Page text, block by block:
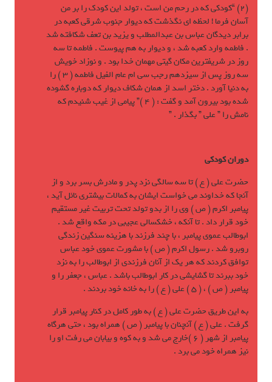
(2) “کودکی که در رحم من است ، تولد اين کودک را بر من
آسان فرما ! لحظه ای نگذشت که ديوار جنوب شرقی کعبه در
برابر ديدگان عباس بن عبدالمطلب و يزيد بن تعف شکافته شد
. فاطمه وارد کعبه شد ، و ديوار به هم پيوست . فاطمه تا سه
روز در شريفترين مکان گيتی مهمان خدا بود . و نوزاد خويش
سه روز پس از سيزدهم رجب سي ام عام الفيل فاطمه ( 3 ) را
به دنيا آورد . دختر اسد از همان شکاف ديوار که دوباره گشوده
شده بود بيرون آمد و گفت : ( 4 )” پيامی از غيب شنيدم که
نامش را ” علی ” بگذار . ”
دوران کودکي
حضرت علی ( ع ) تا سه سالگی نزد پدر و مادرش بسر برد و از
آنجا که خداوند مي خواست ايشان به کمالات بيشتری نائل آيد ،
پيامبر اکرم ( ص ) وی را از بدو تولد تحت تربيت غير مستقيم
خود قرار داد . تا آنکه ، خشکسالی عجيبی در مکه واقع شد .
ابوطالب عموی پيامبر ، با چند فرزند با هزينه سنگين زندگی
روبرو شد . رسول اکرم ( ص ) با مشورت عموی خود عباس
توافق کردند که هر يک از آنان فرزندی از ابوطالب را به نزد
خود ببرند تا گشايشی در کار ابوطالب باشد . عباس ، جعفر را و
پيامبر ( ص ) ، ( 5 ) علی ( ع ) را به خانه خود بردند .
به اين طريق حضرت علی ( ع ) به طور کامل در کنار پيامبر قرار
گرفت . علی ( ع ) آنچنان با پيامبر ( ص ) همراه بود ، حتی هرگاه
پيامبر از شهر ( 6 )خارج مي شد و به کوه و بيابان مي رفت او را
نيز همراه خود مي برد .